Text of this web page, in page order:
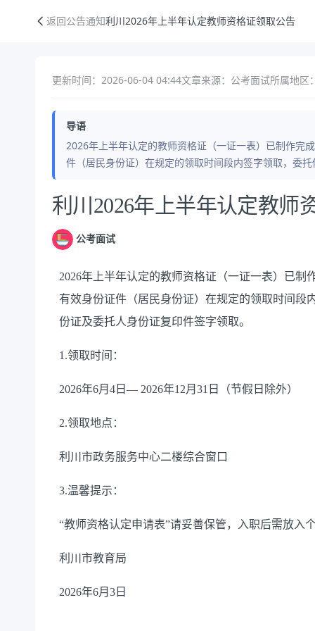
返回公告通知利川2026年上半年认定教师资格证领取公告
更新时间：2026-06-04 04:44文章来源：公考面试所属地区
导语
2026年上半年认定的教师资格证（一证一表）已制作完
件（居民身份证）在规定的领取时间段内签字领取，委
公告正文
利川2026年上半年认定教师
公考面试
2026年上半年认定的教师资格证（一证一表）已
有效身份证件（居民身份证）在规定的领取时间段
份证及委托人身份证复印件签字领取。
1.领取时间：
2026年6月4日— 2026年12月31日（节假日除外）
2.领取地点：
利川市政务服务中心二楼综合窗口
3.温馨提示：
“教师资格认定申请表”请妥善保管，入职后需放入
利川市教育局
2026年6月3日